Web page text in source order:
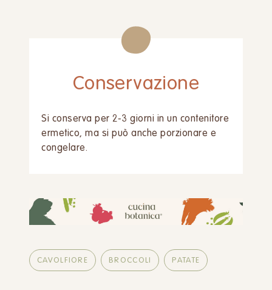
Conservazione
Si conserva per 2-3 giorni in un contenitore
ermetico, ma si può anche porzionare e
congelare.
CAVOLFIORE BROCCOLI PATATE